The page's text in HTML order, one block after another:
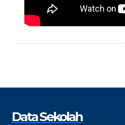
Data Sekolah